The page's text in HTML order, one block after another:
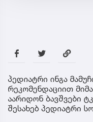
პედიატრი ინგა
რეკომენდაციით
აარიდონ ბავშვები
შესახებ პედიატრი